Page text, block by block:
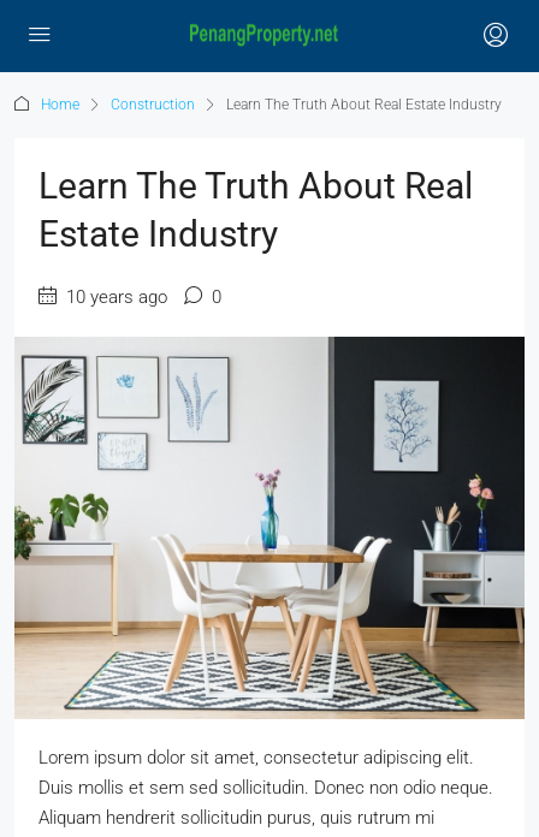
Home Construction Learn The Truth About Real Estate Industry
Learn The Truth About Real
Estate Industry
10 years ago 0
Lorem ipsum dolor sit amet, consectetur adipiscing elit.
Duis mollis et sem sed sollicitudin. Donec non odio neque.
Aliquam hendrerit sollicitudin purus, quis rutrum mi